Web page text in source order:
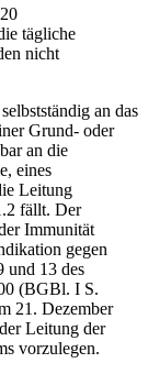
tägliche
nicht
an das
Grund- oder
an die
eines
Leitung
fällt. Der
Immunität
gegen
und 13 des
(BGBl. I S.
21. Dezember
Leitung der
vorzulegen.